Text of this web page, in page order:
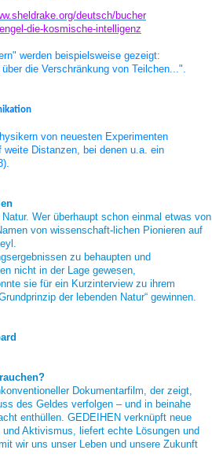
deutsch/bucher
die-kosmische-intelligenz
werden beispielsweise gezeigt:
die Verschränkung von Teilchen...".
von neuesten Experimenten
Distanzen, bei denen u.a. ein
Wer überhaupt schon einmal etwas von
von wissenschaft-lichen Pionieren auf
zu behaupten und
nicht in der Lage gewesen,
sie für ein Kurzinterview zu ihrem
der lebenden Natur“ gewinnen.
Dokumentarfilm, der zeigt,
des Geldes verfolgen – und in beinahe
enthüllen. GEDEIHEN verknüpft neue
Aktivismus, liefert echte Lösungen und
wir uns unser Leben und unsere Zukunft